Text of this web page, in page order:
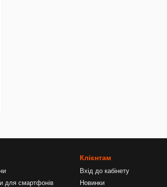
для смартфонів
Клієнтам
Вхід до кабінету
Новинки